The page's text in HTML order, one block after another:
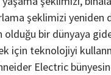
şeklimizi yeniden
olduğu bir dünyaya
için teknolojiyi
Electric